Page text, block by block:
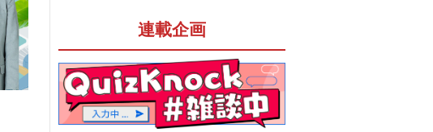
連載企画